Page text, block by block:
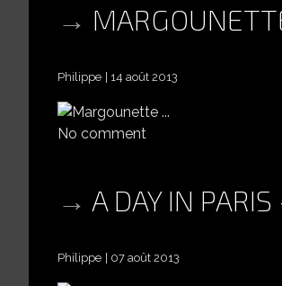
Philippe 14 août 2013
No comment
A DAY IN
Philippe 07 août 2013